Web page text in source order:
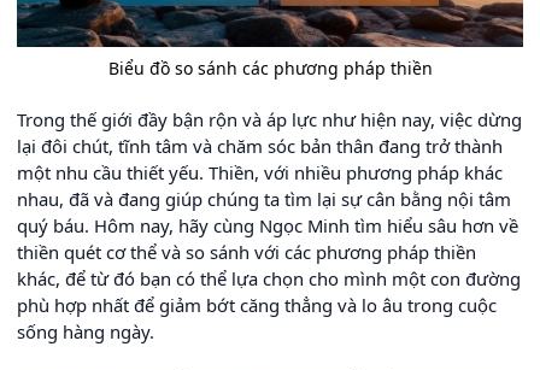
Biểu đồ so sánh các phương pháp thiền
Trong thế giới đầy bận rộn và áp lực như hiện nay, việc dừng
lại đôi chút, tĩnh tâm và chăm sóc bản thân đang trở thành
một nhu cầu thiết yếu. Thiền, với nhiều phương pháp khác
nhau, đã và đang giúp chúng ta tìm lại sự cân bằng nội tâm
quý báu. Hôm nay, hãy cùng Ngọc Minh tìm hiểu sâu hơn về
thiền quét cơ thể và so sánh với các phương pháp thiền
khác, để từ đó bạn có thể lựa chọn cho mình một con đường
phù hợp nhất để giảm bớt căng thẳng và lo âu trong cuộc
sống hàng ngày.